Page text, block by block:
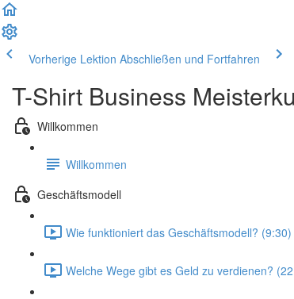
Vorherige Lektion Abschließen und Fortfahren
T-Shirt Business
Willkommen
Willkommen
Geschäftsmodell
Wie funktioniert das Geschäftsmodell? (9:30)
Welche Wege gibt es Geld zu verdienen?